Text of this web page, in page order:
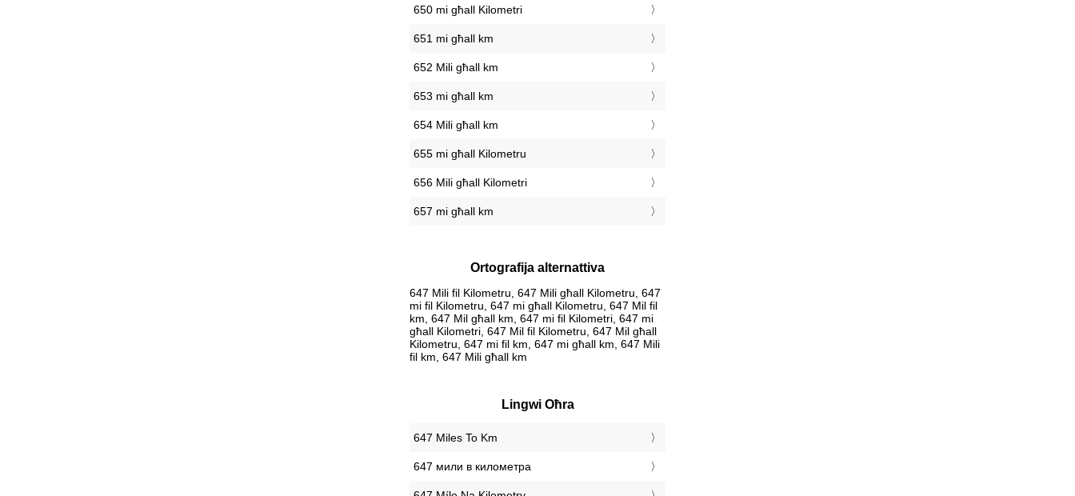
650 mi għall Kilometri
651 mi għall km
652 Mili għall km
653 mi għall km
654 Mili għall km
655 mi għall Kilometru
656 Mili għall Kilometri
657 mi għall km
Ortografija alternattiva
647 Mili fil Kilometru, 647 Mili għall Kilometru, 647
mi fil Kilometru, 647 mi għall Kilometru, 647 Mil fil
km, 647 Mil għall km, 647 mi fil Kilometri, 647 mi
għall Kilometri, 647 Mil fil Kilometru, 647 Mil għall
Kilometru, 647 mi fil km, 647 mi għall km, 647 Mili
fil km, 647 Mili għall km
Lingwi Oħra
‎647 Miles To Km
‎647 мили в километра